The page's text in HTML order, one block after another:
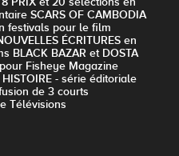
SCARS OF CAMBODIA
festivals pour le film
ÉCRITURES en
BLACK BAZAR et DOSTA
Fisheye Magazine
- série éditoriale
de 3 courts
Télévisions